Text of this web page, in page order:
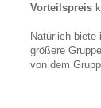
Vorteilspreis
Natürlich
größere
von dem